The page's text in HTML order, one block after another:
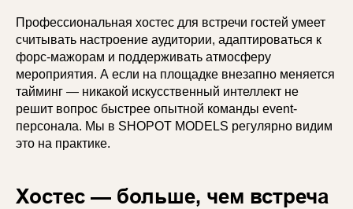
Профессиональная хостес для встречи гостей умеет
считывать настроение аудитории, адаптироваться к
форс-мажорам и поддерживать атмосферу
мероприятия. А если на площадке внезапно меняется
тайминг — никакой искусственный интеллект не
решит вопрос быстрее опытной команды event-
персонала. Мы в SHOPOT MODELS регулярно видим
это на практике.
Хостес — больше, чем встреча